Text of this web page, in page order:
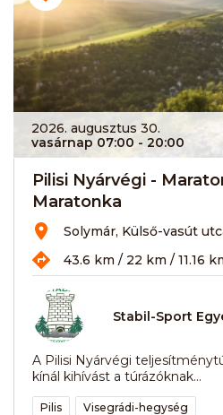
2026. augusztus 30.
vasárnap 07:00 - 20:00
Pilisi Nyárvégi -
Maratonka
Solymár, Külső-vasút
43.6 km / 22 km / 11.16
Stabil-Sport
A Pilisi Nyárvégi
kínál kihívást a túrázóknak...
Pilis Visegrádi-hegység